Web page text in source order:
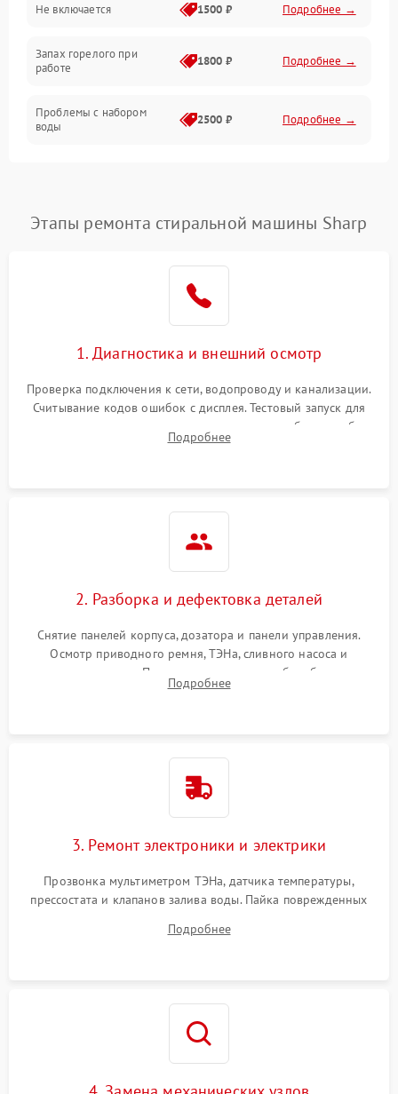
Не включается 1500 ₽ Подробнее →
Запах горелого при
работе
1800 ₽ Подробнее →
Проблемы с набором
воды
2500 ₽ Подробнее →
Замена платы управления Подробнее →
Этапы ремонта стиральной машины Sharp
1. Диагностика и внешний осмотр
Проверка подключения к сети, водопроводу и канализации.
Считывание кодов ошибок с дисплея. Тестовый запуск для
выявления посторонних шумов, протечек или сбоев в работе
электронного модуля управления.
Подробнее
2. Разборка и дефектовка деталей
Снятие панелей корпуса, дозатора и панели управления.
Осмотр приводного ремня, ТЭНа, сливного насоса и
амортизаторов. Проверка подшипников барабана и
крестовины на износ, а манжеты люка на разрывы.
Подробнее
3. Ремонт электроники и электрики
Прозвонка мультиметром ТЭНа, датчика температуры,
прессостата и клапанов залива воды. Пайка поврежденных
Восстановление целостности проводки и контактов.
Подробнее